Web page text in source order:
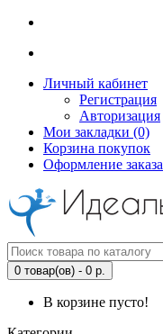
Личный кабинет
Регистрация
Авторизация
Мои закладки (0)
Корзина покупок
Оформление заказа
0 товар(ов) - 0 р.
В корзине пусто!